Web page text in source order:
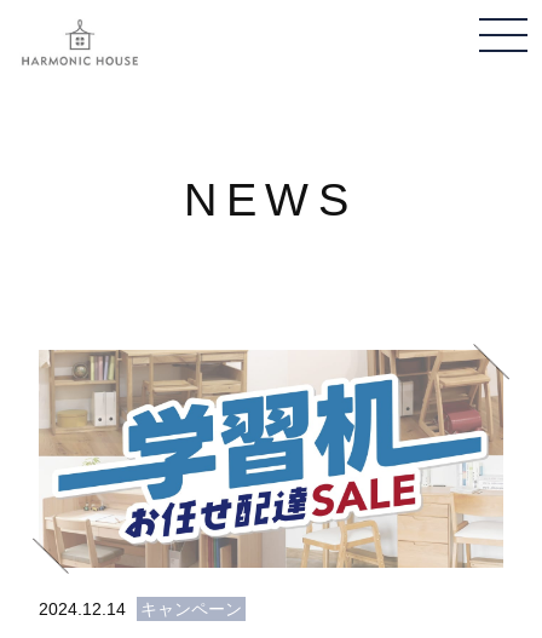
メ
NEWS
2024.12.14 キャンペーン